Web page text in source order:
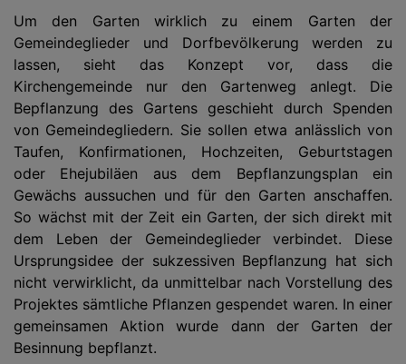
Um den Garten wirklich zu einem Garten der
Gemeindeglieder und Dorfbevölkerung werden zu
lassen, sieht das Konzept vor, dass die
Kirchengemeinde nur den Gartenweg anlegt. Die
Bepflanzung des Gartens geschieht durch Spenden
von Gemeindegliedern. Sie sollen etwa anlässlich von
Taufen, Konfirmationen, Hochzeiten, Geburtstagen
oder Ehejubiläen aus dem Bepflanzungsplan ein
Gewächs aussuchen und für den Garten anschaffen.
So wächst mit der Zeit ein Garten, der sich direkt mit
dem Leben der Gemeindeglieder verbindet. Diese
Ursprungsidee der sukzessiven Bepflanzung hat sich
nicht verwirklicht, da unmittelbar nach Vorstellung des
Projektes sämtliche Pflanzen gespendet waren. In einer
gemeinsamen Aktion wurde dann der Garten der
Besinnung bepflanzt.